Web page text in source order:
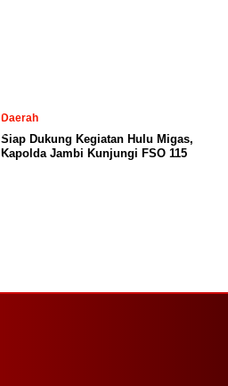
Daerah
Siap Dukung Kegiatan Hulu Migas,
Kapolda Jambi Kunjungi FSO 115